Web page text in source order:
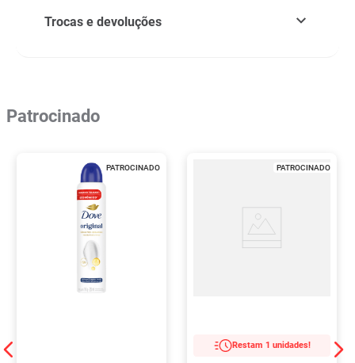
Trocas e devoluções
Patrocinado
PATROCINADO PATROCINADO
Restam 1 unidades!